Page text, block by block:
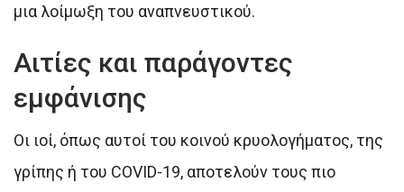
μια λοίμωξη του αναπνευστικού.
Αιτίες και παράγοντες
εμφάνισης
Οι ιοί, όπως αυτοί του κοινού κρυολογήματος, της
γρίπης ή του COVID-19, αποτελούν τους πιο